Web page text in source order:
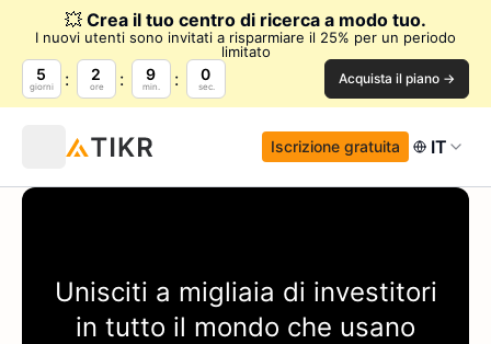
💥 Crea il tuo centro di ricerca a modo tuo.
I nuovi utenti sono invitati a risparmiare il 25% per un periodo
limitato
5
giorni
2
ore
9
min.
0
sec. Acquista il piano →
Iscrizione gratuita IT
Unisciti a migliaia di investitori
in tutto il mondo che usano